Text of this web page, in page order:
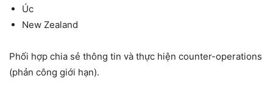
Úc
New Zealand
Phối hợp chia sẻ thông tin và thực hiện counter-operations
(phản công giới hạn).